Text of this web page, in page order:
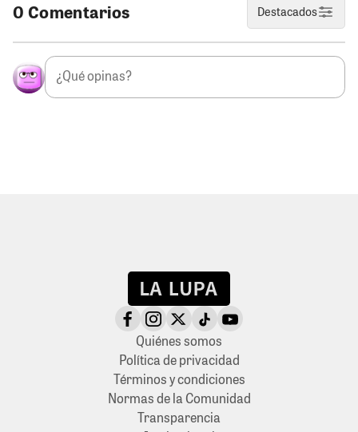
0 Comentarios Destacados
Quiénes somos
Política de privacidad
Términos y condiciones
Normas de la Comunidad
Transparencia